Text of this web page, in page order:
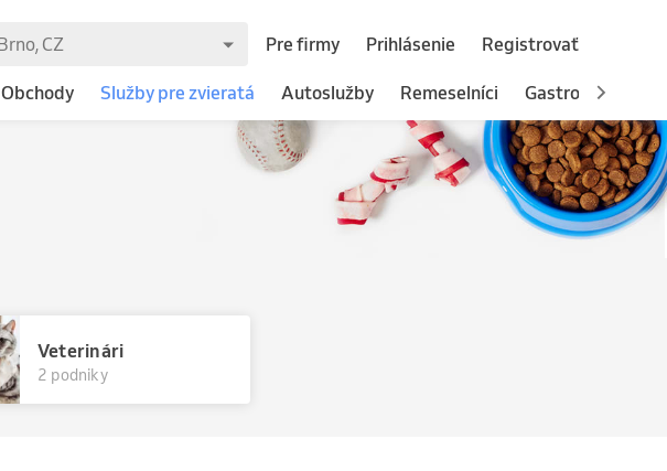
Pre firmy Prihlásenie Registrovať
Obchody Služby pre zvieratá Autoslužby Remeselníci Gastronómia
Veterinári
2 podniky